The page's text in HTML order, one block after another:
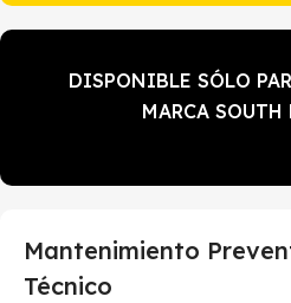
DISPONIBLE SÓLO
MARCA
Mantenimiento
Técnico